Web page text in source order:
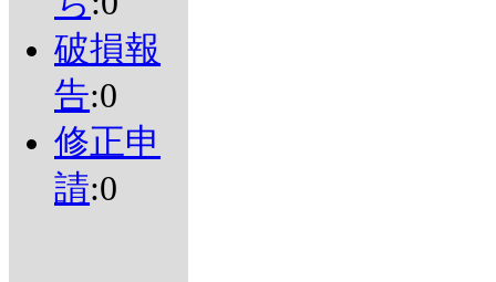
破損報
告:0
修正申
請:0